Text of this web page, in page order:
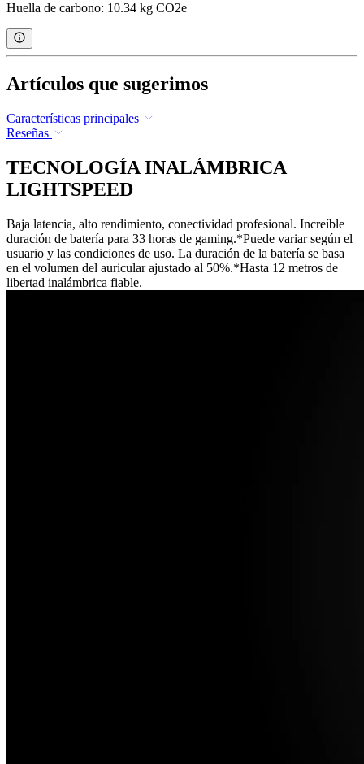
Huella de carbono: 10.34 kg CO2e
Artículos que sugerimos
Características principales
Reseñas
TECNOLOGÍA INALÁMBRICA
LIGHTSPEED
Baja latencia, alto rendimiento, conectividad profesional. Increíble
duración de batería para 33 horas de gaming.*Puede variar según el
usuario y las condiciones de uso. La duración de la batería se basa
en el volumen del auricular ajustado al 50%.*Hasta 12 metros de
libertad inalámbrica fiable.